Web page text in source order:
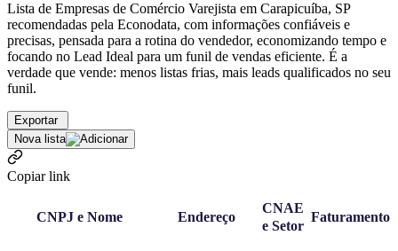
Lista de Empresas de Comércio Varejista em Carapicuíba, SP
recomendadas pela Econodata, com informações confiáveis e
precisas, pensada para a rotina do vendedor, economizando tempo e
focando no Lead Ideal para um funil de vendas eficiente. É a
verdade que vende: menos listas frias, mais leads qualificados no seu
funil.
Exportar
Nova lista
Copiar link
CNPJ e Nome Endereço
CNAE
e Setor
Faturamento